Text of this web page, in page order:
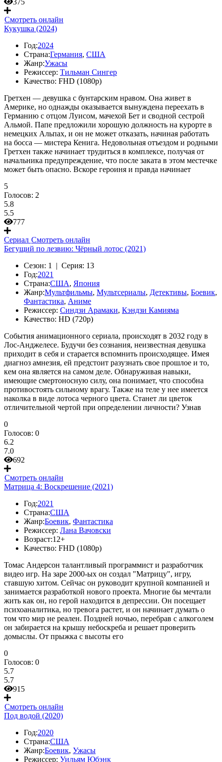
375
Смотреть онлайн
Кукушка (2024)
Год:2024
Страна:Германия, США
Жанр:Ужасы
Режиссер: Тильман Сингер
Качество: FHD (1080p)
Гретхен — девушка с бунтарским нравом. Она живет в
Америке, но однажды оказывается вынуждена переехать в
Германию с отцом Луисом, мачехой Бет и сводной сестрой
Альмой. Папе предложили хорошую должность на курорте в
немецких Альпах, и он не может отказать, начиная работать
на босса — мистера Кенига. Недовольная отъездом и родными
Гретхен также начинает трудиться в комплексе, получая от
начальника предупреждение, что после заката в этом местечке
может быть опасно. Вскоре героиня и правда начинает
5
Голосов: 2
5.8
5.5
777
Сериал Смотреть онлайн
Бегущий по лезвию: Чёрный лотос (2021)
Сезон: 1 | Серия: 13
Год:2021
Страна:США, Япония
Жанр:Мультфильмы, Мультсериалы, Детективы, Боевик,
Фантастика, Аниме
Режиссер: Синдзи Арамаки, Кэндзи Камияма
Качество: HD (720p)
События анимационного сериала, происходят в 2032 году в
Лос-Анджелесе. Будучи без сознания, неизвестная девушка
приходит в себя и старается вспомнить происходящее. Имея
диагноз амнезия, ей предстоит разузнать свое прошлое и то,
кем она является на самом деле. Обнаруживая навыки,
имеющие смертоносную силу, она понимает, что способна
противостоять сильному врагу. Также на теле у нее имеется
наколка в виде лотоса черного цвета. Станет ли цветок
отличительной чертой при определении личности? Узнав
0
Голосов: 0
6.2
7.0
692
Смотреть онлайн
Матрица 4: Воскрешение (2021)
Год:2021
Страна:США
Жанр:Боевик, Фантастика
Режиссер: Лана Вачовски
Возраст:12+
Качество: FHD (1080p)
Томас Андерсон талантливый программист и разработчик
видео игр. На заре 2000-ых он создал "Матрицу", игру,
ставшую хитом. Сейчас он руководит крупной компанией и
занимается разработкой нового проекта. Многие бы мечтали
жить как он, но герой находится в депрессии. Он посещает
психоаналитика, но тревога растет, и он начинает думать о
том что мир не реален. Поздней ночью, перебрав с алкоголем
он забирается на крышу небоскреба и решает проверить
домыслы. От прыжка с высоты его
0
Голосов: 0
5.7
5.7
915
Смотреть онлайн
Под водой (2020)
Год:2020
Страна:США
Жанр:Боевик, Ужасы
Режиссер: Уильям Юбэнк